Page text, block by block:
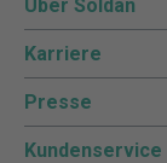
Über Soldan
Karriere
Presse
Kundenservice